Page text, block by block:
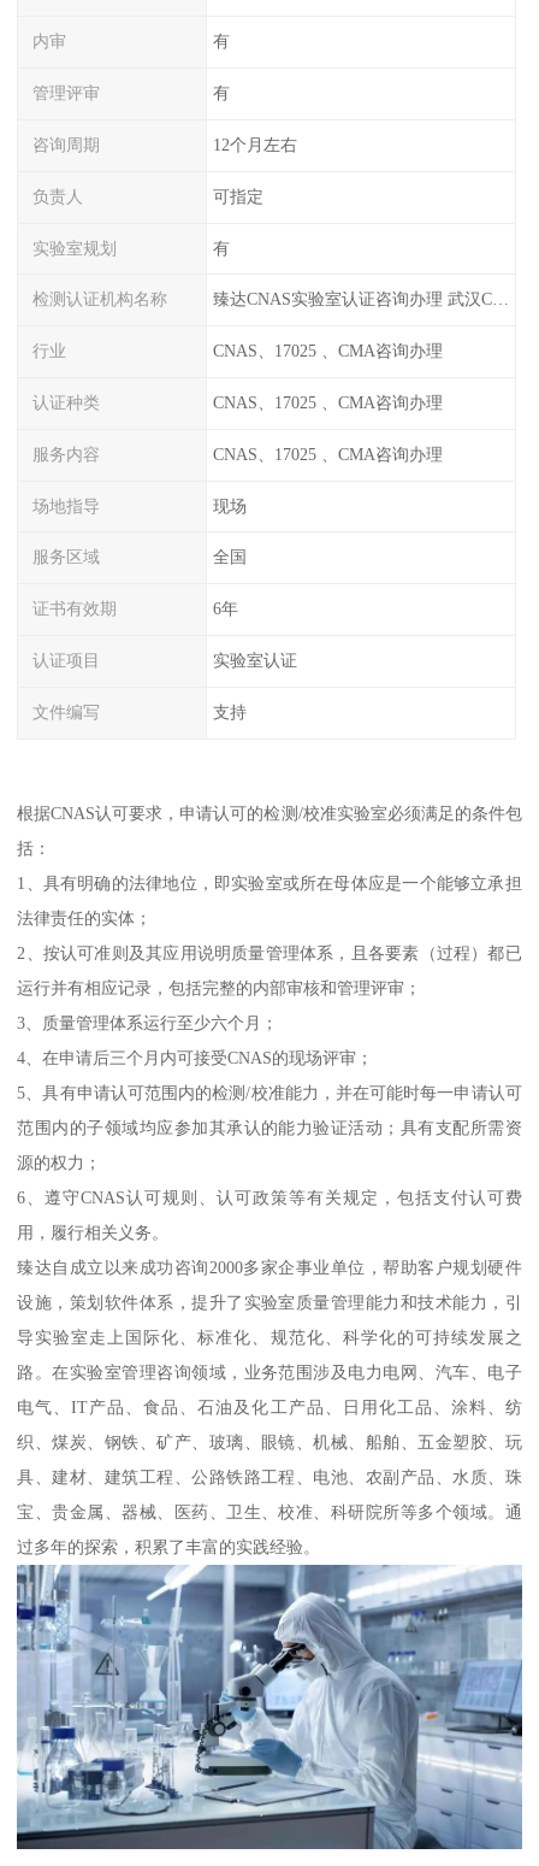
内审 有
管理评审 有
咨询周期 12个月左右
负责人 可指定
实验室规划 有
检测认证机构名称 臻达CNAS实验室认证咨询办理 武汉CNAS实验室认可办理
行业 CNAS、17025 、CMA咨询办理
认证种类 CNAS、17025 、CMA咨询办理
服务内容 CNAS、17025 、CMA咨询办理
场地指导 现场
服务区域 全国
证书有效期 6年
认证项目 实验室认证
文件编写 支持
根据CNAS认可要求，申请认可的检测/校准实验室必须满足的条件包
括：
1、具有明确的法律地位，即实验室或所在母体应是一个能够立承担
法律责任的实体；
2、按认可准则及其应用说明质量管理体系，且各要素（过程）都已
运行并有相应记录，包括完整的内部审核和管理评审；
3、质量管理体系运行至少六个月；
4、在申请后三个月内可接受CNAS的现场评审；
5、具有申请认可范围内的检测/校准能力，并在可能时每一申请认可
范围内的子领域均应参加其承认的能力验证活动；具有支配所需资
源的权力；
6、遵守CNAS认可规则、认可政策等有关规定，包括支付认可费
用，履行相关义务。
臻达自成立以来成功咨询2000多家企事业单位，帮助客户规划硬件
设施，策划软件体系，提升了实验室质量管理能力和技术能力，引
导实验室走上国际化、标准化、规范化、科学化的可持续发展之
路。在实验室管理咨询领域，业务范围涉及电力电网、汽车、电子
电气、IT产品、食品、石油及化工产品、日用化工品、涂料、纺
织、煤炭、钢铁、矿产、玻璃、眼镜、机械、船舶、五金塑胶、玩
具、建材、建筑工程、公路铁路工程、电池、农副产品、水质、珠
宝、贵金属、器械、医药、卫生、校准、科研院所等多个领域。通
过多年的探索，积累了丰富的实践经验。